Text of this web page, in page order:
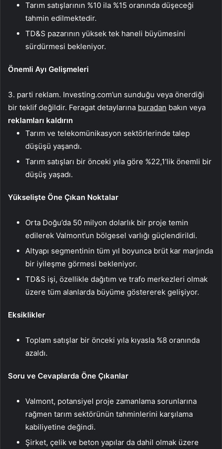
Tarım satışlarının %10 ila %15 oranında düşeceği
tahmin edilmektedir.
TD&S pazarının yüksek tek haneli büyümesini
sürdürmesi bekleniyor.
Önemli Ayı Gelişmeleri
3. parti reklam. Investing.com’un sunduğu veya önerdiği
bir teklif değildir. Feragat detaylarına buradan bakın veya
reklamları kaldırın
Tarım ve telekomünikasyon sektörlerinde talep
düşüşü yaşandı.
Tarım satışları bir önceki yıla göre %22,1’lik önemli bir
düşüş yaşadı.
Yükselişte Öne Çıkan Noktalar
Orta Doğu’da 50 milyon dolarlık bir proje temin
edilerek Valmont’un bölgesel varlığı güçlendirildi.
Altyapı segmentinin tüm yıl boyunca brüt kar marjında
bir iyileşme görmesi bekleniyor.
TD&S işi, özellikle dağıtım ve trafo merkezleri olmak
üzere tüm alanlarda büyüme göstererek gelişiyor.
Eksiklikler
Toplam satışlar bir önceki yıla kıyasla %8 oranında
azaldı.
Soru ve Cevaplarda Öne Çıkanlar
Valmont, potansiyel proje zamanlama sorunlarına
rağmen tarım sektörünün tahminlerini karşılama
kabiliyetine değindi.
Şirket, çelik ve beton yapılar da dahil olmak üzere